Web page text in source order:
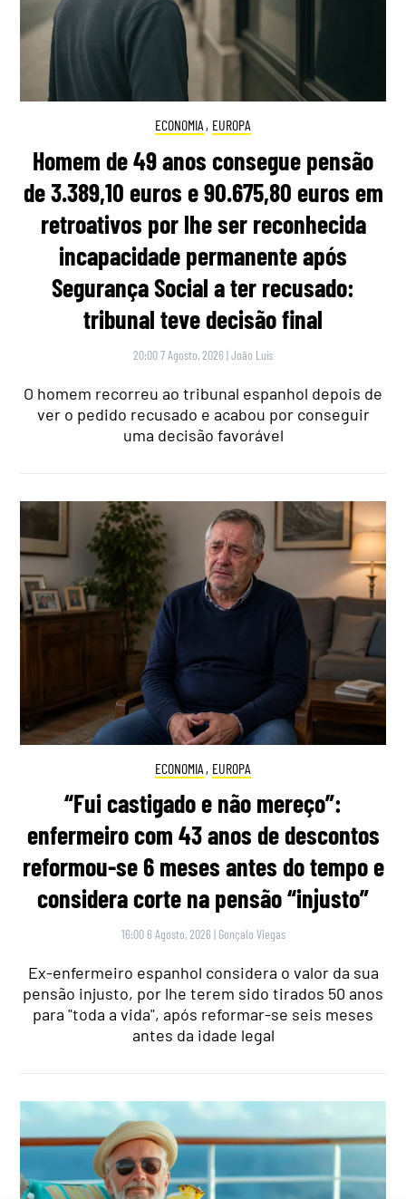
ECONOMIA , EUROPA
Homem de 49 anos consegue pensão
de 3.389,10 euros e 90.675,80 euros em
retroativos por lhe ser reconhecida
incapacidade permanente após
Segurança Social a ter recusado:
tribunal teve decisão final
20:00 7 Agosto, 2026 |João Luís
O homem recorreu ao tribunal espanhol depois de
ver o pedido recusado e acabou por conseguir
uma decisão favorável
ECONOMIA , EUROPA
“Fui castigado e não mereço”:
enfermeiro com 43 anos de descontos
reformou-se 6 meses antes do tempo e
considera corte na pensão “injusto”
16:00 6 Agosto, 2026 | Gonçalo Viegas
Ex-enfermeiro espanhol considera o valor da sua
pensão injusto, por lhe terem sido tirados 50 anos
para "toda a vida", após reformar-se seis meses
antes da idade legal